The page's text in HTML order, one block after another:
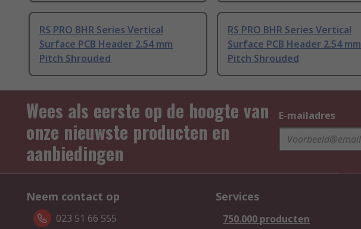
RS PRO BHR Series Vertical
Surface PCB Header 2.54 mm
Pitch Shrouded
RS PRO BHR Series Vertical
Surface PCB Header 2.54 mm
Pitch Shrouded
Wees als eerste op de hoogte van
onze nieuwste producten en
aanbiedingen
E-mailadres
Neem contact op
023 51 66 555
Services
750.000 producten